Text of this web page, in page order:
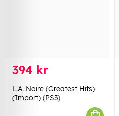
394 kr
L.A. Noire (Greatest Hits)
(Import) (PS3)